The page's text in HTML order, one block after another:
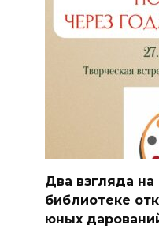
Два взгляда на
библиотеке
юных